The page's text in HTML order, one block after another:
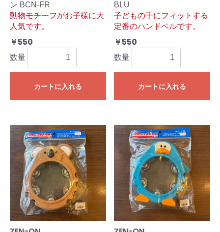
ン BCN-FR
動物モチーフがお子様に大
人気です。
￥550
数量
カートに入れる
BLU
子どもの手にフィットする
定番のハンドベルです。
￥550
数量
カートに入れる